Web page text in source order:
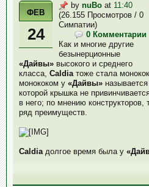
ФЕВ
24
by nuBo at 11:40
(26.155 Просмотров / 0
Симпатии)
0 Комментарии
Как и многие другие
безынерционные
«Дайвы» высокого и среднего
класса, Caldiaтоже стала
монококом у «Дайвы»
которой крышка не
в него; по мнению конструкторов,
ряд преимуществ.
Caldiaдолгое время была у